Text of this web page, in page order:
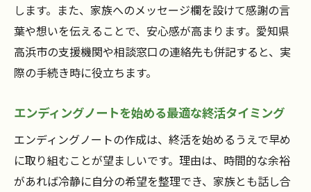
します。また、家族へのメッセージ欄を設けて感謝の言
葉や想いを伝えることで、安心感が高まります。愛知県
高浜市の支援機関や相談窓口の連絡先も併記すると、実
際の手続き時に役立ちます。
エンディングノートを始める最適な終活タイミング
エンディングノートの作成は、終活を始めるうえで早め
に取り組むことが望ましいです。理由は、時間的な余裕
があれば冷静に自分の希望を整理でき、家族とも話し合